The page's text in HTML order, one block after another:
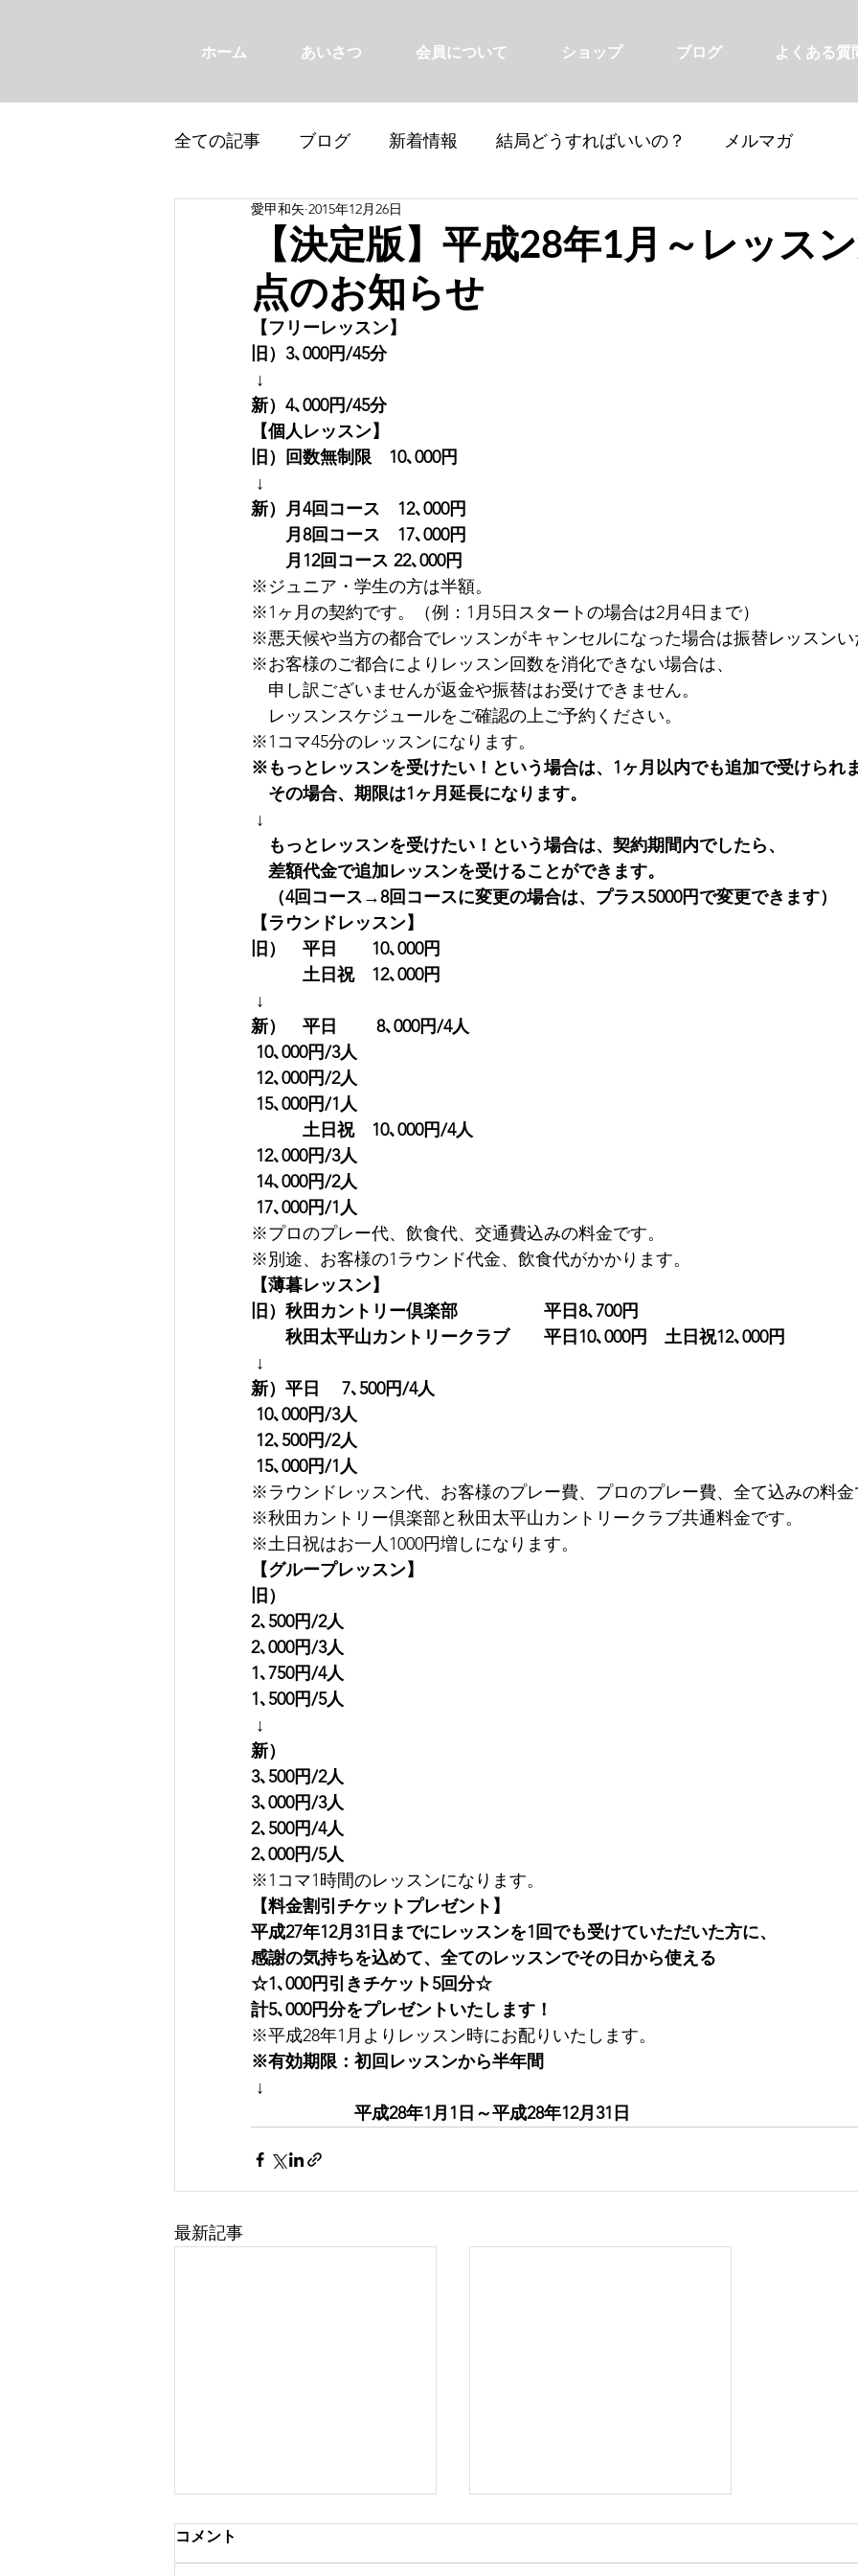
ホーム あいさつ 会員について ショップ ブログ よくある質
全ての記事 ブログ 新着情報 結局どうすればいいの？ メルマガ
【決定版】平成28年1月～レッス
点のお知らせ
愛甲和矢 2015年12月26日
【フリーレッスン】
旧）3､000円/45分
↓
新）4､000円/45分
【個人レッスン】
旧）回数無制限　10､000円
↓
新）月4回コース　12､000円
月8回コース　17､000円
月12回コース 22､000円
※ジュニア・学生の方は半額。
※1ヶ月の契約です。（例：1月5日スタートの場合は2月4日まで）
※悪天候や当方の都合でレッスンがキャンセルになった場合は振替レッスン
※お客様のご都合によりレッスン回数を消化できない場合は、
申し訳ございませんが返金や振替はお受けできません。
レッスンスケジュールをご確認の上ご予約ください。
※1コマ45分のレッスンになります。
※もっとレッスンを受けたい！という場合は、1ヶ月以内でも追加で受けられ
その場合、期限は1ヶ月延長になります。
↓
もっとレッスンを受けたい！という場合は、契約期間内でしたら、
差額代金で追加レッスンを受けることができます。
（4回コース→8回コースに変更の場合は、プラス5000円で変更できます）
【ラウンドレッスン】
旧）　平日　　10､000円
土日祝　12､000円
↓
新）　平日　　 8､000円/4人
10､000円/3人
12､000円/2人
15､000円/1人
土日祝　10､000円/4人
12､000円/3人
14､000円/2人
17､000円/1人
※プロのプレー代、飲食代、交通費込みの料金です。
※別途、お客様の1ラウンド代金、飲食代がかかります。
【薄暮レッスン】
旧）秋田カントリー倶楽部　　　　　平日8､700円
秋田太平山カントリークラブ　　平日10､000円　土日祝12､000円
↓
新）平日　 7､500円/4人
10､000円/3人
12､500円/2人
15､000円/1人
※ラウンドレッスン代、お客様のプレー費、プロのプレー費、全て込みの料
※秋田カントリー倶楽部と秋田太平山カントリークラブ共通料金です。
※土日祝はお一人1000円増しになります。
【グループレッスン】
旧）
2､500円/2人
2､000円/3人
1､750円/4人
1､500円/5人
↓
新）
3､500円/2人
3､000円/3人
2､500円/4人
2､000円/5人
※1コマ1時間のレッスンになります。
【料金割引チケットプレゼント】
平成27年12月31日までにレッスンを1回でも受けていただいた方に、
感謝の気持ちを込めて、全てのレッスンでその日から使える
☆1､000円引きチケット5回分☆
計5､000円分をプレゼントいたします！
※平成28年1月よりレッスン時にお配りいたします。
※有効期限：初回レッスンから半年間
↓
平成28年1月1日～平成28年12月31日
最新記事
コメント